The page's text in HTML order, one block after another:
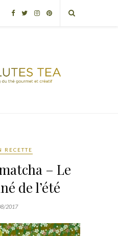
RECETTE
– Le
de l’été
2017